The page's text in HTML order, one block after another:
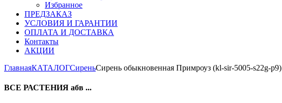
Избранное
ПРЕДЗАКАЗ
УСЛОВИЯ И ГАРАНТИИ
ОПЛАТА И ДОСТАВКА
Контакты
АКЦИИ
ГлавнаяКАТАЛОГСиреньСирень обыкновенная Примроуз (kl-sir-5005-s22g-p9)
ВСЕ РАСТЕНИЯ абв ...